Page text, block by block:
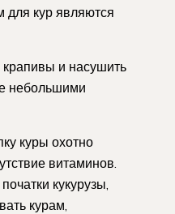
для кур являются
крапивы и насушить
небольшими
куры охотно
витаминов.
кукурузы,
курам,